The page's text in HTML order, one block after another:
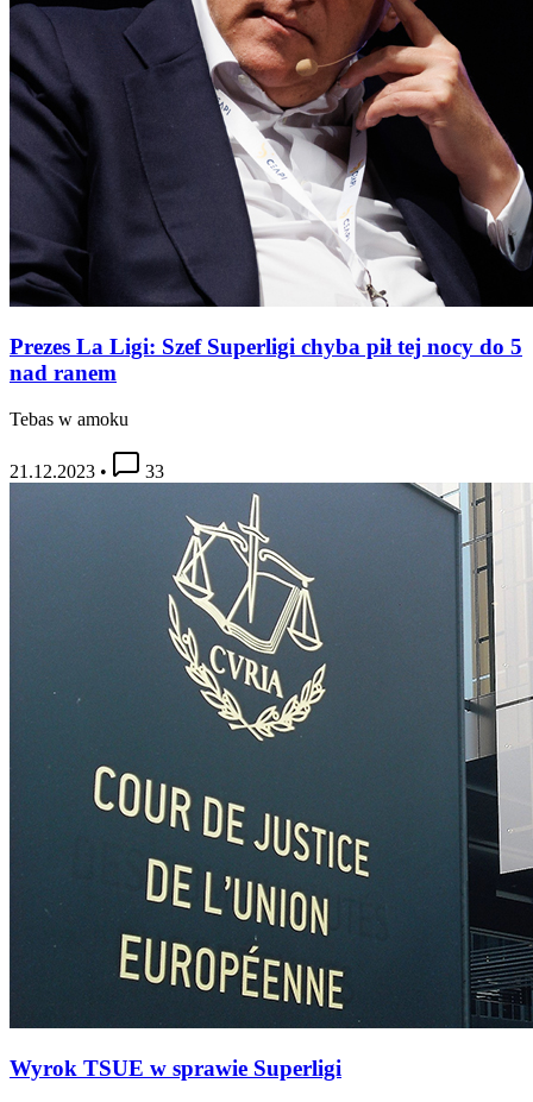
Prezes La Ligi: Szef Superligi chyba pił tej nocy do 5
nad ranem
Tebas w amoku
21.12.2023 • 33
Wyrok TSUE w sprawie Superligi